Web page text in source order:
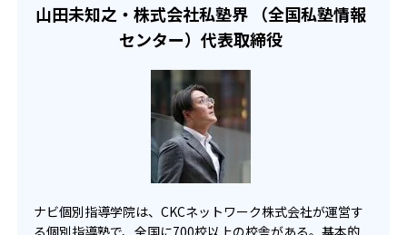
計画を策定。以下のような授業サイクルを繰り返す。
個別授業（1vs2で、講師の授業を受ける）
確認・やり直し（答え合わせをして先生と内容を確
認。基本を理解していないと判断した場合は、前の
単元へさかのぼり、繰り返し教える）
とき直し。さらに、覚えた単元は家庭学習や自習室
し、自分のペースで進めることで、受験対策ができる。個
別授業は、学校の授業の予習・復習、一人では解けない問
制限がある。
山田未知之・株式会社私塾界 （全国私塾情報
センター）代表取締役
ナビ個別指導学院は、CKCネットワーク株式会社が運営す